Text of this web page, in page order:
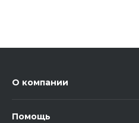
О компании
Помощь